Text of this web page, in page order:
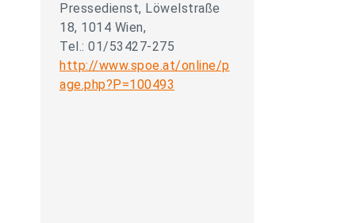
Pressedienst, Löwelstraße
18, 1014 Wien,
Tel.: 01/53427-275
http://www.spoe.at/online/p
age.php?P=100493